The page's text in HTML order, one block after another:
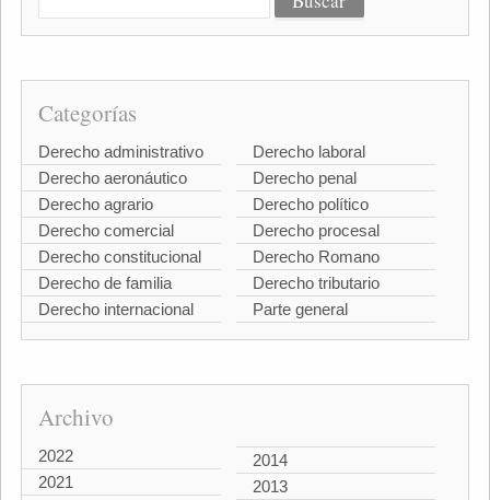
Categorías
Derecho administrativo
Derecho aeronáutico
Derecho agrario
Derecho comercial
Derecho constitucional
Derecho de familia
Derecho internacional
Derecho laboral
Derecho penal
Derecho político
Derecho procesal
Derecho Romano
Derecho tributario
Parte general
Archivo
2022
2021
2014
2013